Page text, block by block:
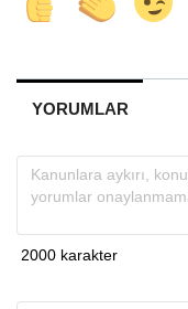
YORUMLAR